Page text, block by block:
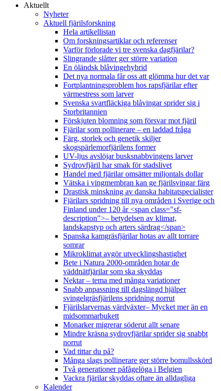
Aktuellt
Nyheter
Aktuell fjärilsforskning
Hela artikellistan
Om forskningsartiklar och referenser
Varför förlorade vi tre svenska dagfjärilar?
Slingrande slåtter ger större variation
En öländsk blåvingehybrid
Det nya normala får oss att glömma hur det var
Fortplantningsproblem hos rapsfjärilar efter
värmestress som larver
Svenska svartfläckiga blåvingar sprider sig i
Storbritannien
Förskjuten blomning som försvar mot fjäril
Fjärilar som pollinerare – en laddad fråga
Färg, storlek och genetik skiljer
skogspärlemorfjärilens former
UV-ljus avslöjar busksnabbvingens larver
Sydrovfjäril har smak för stadslivet
Handel med fjärilar omsätter miljontals dollar
Vätska i vingmembran kan ge fjärilsvingar färg
Drastisk minskning av danska habitatspecialister
Fjärilars spridning till nya områden i Sverige och
Finland under 120 år <span class="sf-
description">– betydelsen av klimat,
landskapstyp och arters särdrag</span>
Spanska kamgräsfjärilar hotas av allt torrare
somrar
Mikroklimat avgör utvecklingshastighet
Bete i Natura 2000-områden hotar de
väddnätfjärilar som ska skyddas
Nektar – tema med många variationer
Snabb anpassning till dagslängd hjälper
svingelgräsfjärilens spridning norrut
Fjärilslarvernas värdväxter– Mycket mer än en
midsommarbukett
Monarker migrerar söderut allt senare
Mindre kräsna sydrovfjärilar sprider sig snabbt
norrut
Vad tittar du på?
Många slags pollinerare ger större bomullsskörd
Två generationer påfågelöga i Belgien
Vackra fjärilar skyddas oftare än alldagliga
Kalender